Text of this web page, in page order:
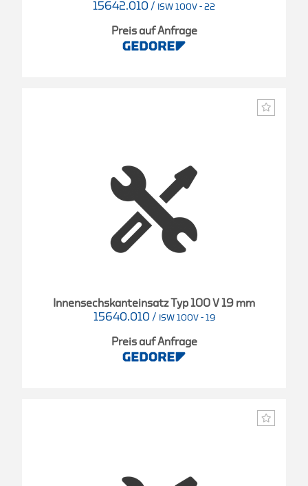
15642.010 / ISW 100V - 22
Preis auf Anfrage
Innensechskanteinsatz Typ 100 V 19 mm
15640.010 / ISW 100V - 19
Preis auf Anfrage